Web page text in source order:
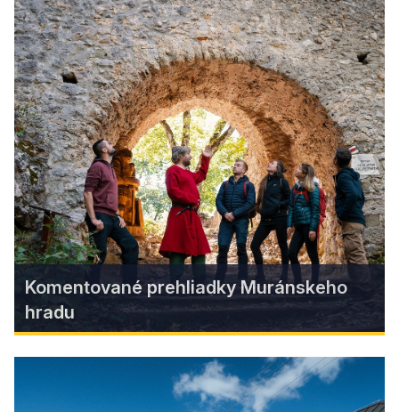
Zážitkové centrum SENTINEL
Ak chcete zažiť na vlastnej koži, ako to vyzerá v
bani, nastúpiť do banského výťahu, dotknúť sa
pravého banského vláčika či uvidieť 3. najstarší
parný valec na svete, ste na správnej adrese!
Zistiť viac
Komentované prehliadky Muránskeho
hradu